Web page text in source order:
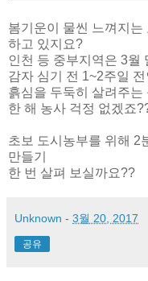
봄기운이 물씬 느껴지
하고 있지요?
인천 등 중부지역은 3월
감자 심기 전 1~2주일
흙심을 두둑히 살려주는
한 해 농사 걱정 없겠죠
초보 도시농부를 위해 2
만들기
한 번 살펴 보실까요??
Unknown - 3월 20, 2017
공유